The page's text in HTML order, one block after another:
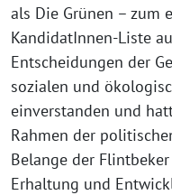
als Die Grünen – zum
KandidatInnen-Liste
Entscheidungen der
sozialen und
einverstanden und
Rahmen der
Belange der
Erhaltung und